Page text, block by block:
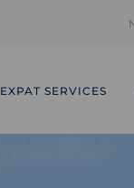
EXPAT SERVICES